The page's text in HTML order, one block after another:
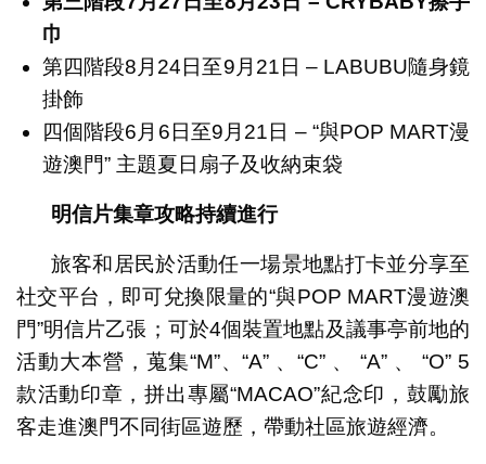
巾
第四階段8月24日至9月21日 – LABUBU隨身鏡
掛飾
四個階段6月6日至9月21日 – “與POP MART漫
遊澳門” 主題夏日扇子及收納束袋
明信片集章攻略持續進行
旅客和居民於活動任一場景地點打卡並分享至
社交平台，即可兌換限量的“與POP MART漫遊澳
門”明信片乙張；可於4個裝置地點及議事亭前地的
活動大本營，蒐集“M”、“A” 、“C” 、 “A” 、 “O” 5
款活動印章，拼出專屬“MACAO”紀念印，鼓勵旅
客走進澳門不同街區遊歷，帶動社區旅遊經濟。